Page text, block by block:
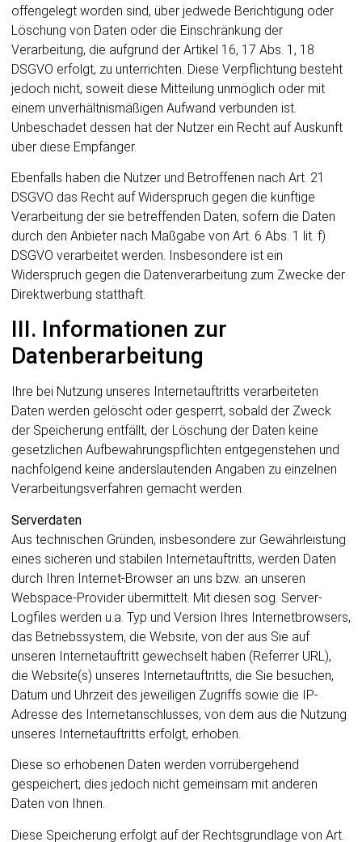
offengelegt worden sind, über jedwede Berichtigung oder
Löschung von Daten oder die Einschränkung der
Verarbeitung, die aufgrund der Artikel 16, 17 Abs. 1, 18
DSGVO erfolgt, zu unterrichten. Diese Verpflichtung besteht
jedoch nicht, soweit diese Mitteilung unmöglich oder mit
einem unverhältnismäßigen Aufwand verbunden ist.
Unbeschadet dessen hat der Nutzer ein Recht auf Auskunft
über diese Empfänger.
Ebenfalls haben die Nutzer und Betroffenen nach Art. 21
DSGVO das Recht auf Widerspruch gegen die künftige
Verarbeitung der sie betreffenden Daten, sofern die Daten
durch den Anbieter nach Maßgabe von Art. 6 Abs. 1 lit. f)
DSGVO verarbeitet werden. Insbesondere ist ein
Widerspruch gegen die Datenverarbeitung zum Zwecke der
Direktwerbung statthaft.
III. Informationen zur
Datenberarbeitung
Ihre bei Nutzung unseres Internetauftritts verarbeiteten
Daten werden gelöscht oder gesperrt, sobald der Zweck
der Speicherung entfällt, der Löschung der Daten keine
gesetzlichen Aufbewahrungspflichten entgegenstehen und
nachfolgend keine anderslautenden Angaben zu einzelnen
Verarbeitungsverfahren gemacht werden.
Serverdaten
Aus technischen Gründen, insbesondere zur Gewährleistung
eines sicheren und stabilen Internetauftritts, werden Daten
durch Ihren Internet-Browser an uns bzw. an unseren
Webspace-Provider übermittelt. Mit diesen sog. Server-
Logfiles werden u.a. Typ und Version Ihres Internetbrowsers,
das Betriebssystem, die Website, von der aus Sie auf
unseren Internetauftritt gewechselt haben (Referrer URL),
die Website(s) unseres Internetauftritts, die Sie besuchen,
Datum und Uhrzeit des jeweiligen Zugriffs sowie die IP-
Adresse des Internetanschlusses, von dem aus die Nutzung
unseres Internetauftritts erfolgt, erhoben.
Diese so erhobenen Daten werden vorrübergehend
gespeichert, dies jedoch nicht gemeinsam mit anderen
Daten von Ihnen.
Diese Speicherung erfolgt auf der Rechtsgrundlage von Art.